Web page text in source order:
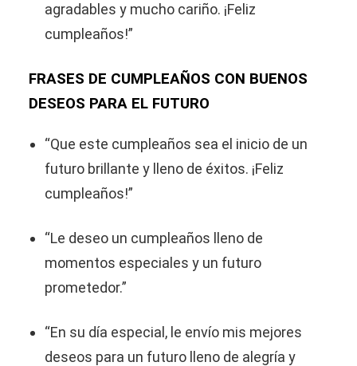
agradables y mucho cariño. ¡Feliz
cumpleaños!”
FRASES DE CUMPLEAÑOS CON BUENOS
DESEOS PARA EL FUTURO
“Que este cumpleaños sea el inicio de un
futuro brillante y lleno de éxitos. ¡Feliz
cumpleaños!”
“Le deseo un cumpleaños lleno de
momentos especiales y un futuro
prometedor.”
“En su día especial, le envío mis mejores
deseos para un futuro lleno de alegría y